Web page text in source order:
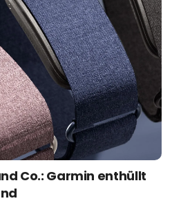
Co.: Garmin enthüllt